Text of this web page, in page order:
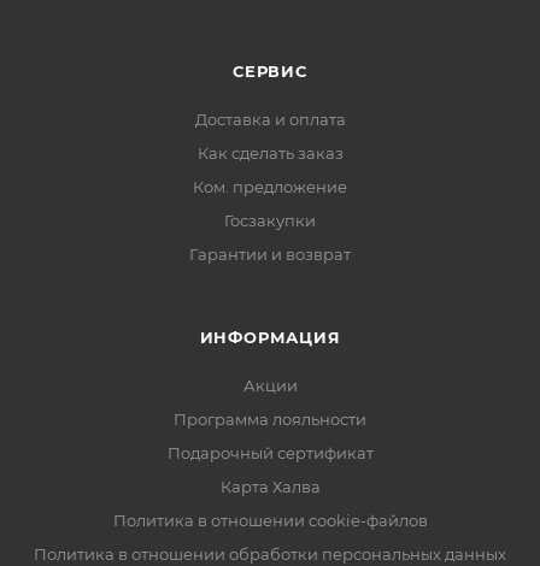
СЕРВИС
Доставка и оплата
Как сделать заказ
Ком. предложение
Госзакупки
Гарантии и возврат
ИНФОРМАЦИЯ
Акции
Программа лояльности
Подарочный сертификат
Карта Халва
Политика в отношении cookie-файлов
Политика в отношении обработки персональных данных